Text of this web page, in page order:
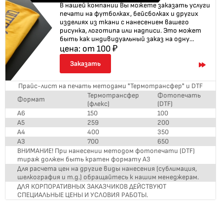
В нашей компании Вы можете заказать услуги
печати на футболках, бейсболках и других
изделиях из ткани с нанесением вашего
рисунка, логотипа или надписи. Это может
быть как индивидуальный заказ на одну
футболку для личного использования, так и
печать оптовой партии корпоративного
мерча. Это отличный способ добавить
индивидуальность и оригинальность вашей
футболке или бейсболке, а также создать
уникальный продукт для вашего бренда или
мероприятия. Мы используем различные
методы печати, включая сублимационную
печать, шелкографию, термоперенос и DTF-
печать, чтобы обеспечить яркость и
долговечность нанесенного изображения.
Наши специалисты внимательно работают
над каждым заказом, чтобы достичь
высокого качества печати и удовлетворить
все ваши требования. Чтобы узнать больше
о возможностях нанесения печати на изделия
из текстиля, а также о стоимости и сроках
изготовления, свяжитесь с нами. Наши
специалисты с радостью помогут вам
цена: от 100 ₽
Заказать
Прайс-лист на печать методами "Термотрансфер" и DTF
Формат
Термотрансфер
(флекс)
Фотопечать
(DTF)
А6
150
100
А5
259
200
А4
400
350
А3
700
650
ВНИМАНИЕ! При нанесении методом фотопечати (DTF)
тираж должен быть кратен формату А3
Для расчета цен на другие виды нанесения (сублимация,
шелкография и т.д.) обращайтесь к нашим менеджерам.
ДЛЯ КОРПОРАТИВНЫХ ЗАКАЗЧИКОВ ДЕЙСТВУЮТ
СПЕЦИАЛЬНЫЕ ЦЕНЫ И УСЛОВИЯ РАБОТЫ.